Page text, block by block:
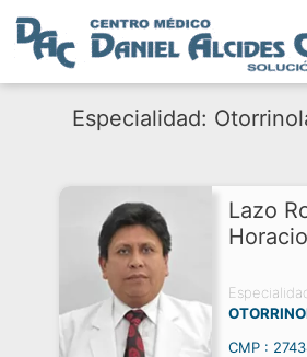
Especialidad:
Lazo
CMP :